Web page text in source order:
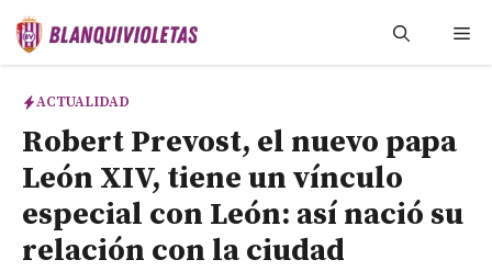
Saltar
ACTUALIDAD
Robert Prevost, el nuevo papa
León XIV, tiene un vínculo
especial con León: así nació su
relación con la ciudad